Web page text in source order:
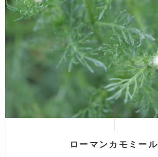
ローマンカモミール